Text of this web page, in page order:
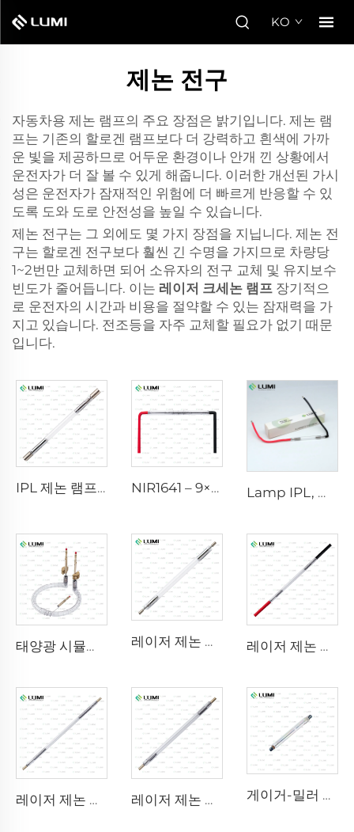
KO
제논 전구
자동차용 제논 램프의 주요 장점은 밝기입니다. 제논 램
프는 기존의 할로겐 램프보다 더 강력하고 흰색에 가까
운 빛을 제공하므로 어두운 환경이나 안개 낀 상황에서
운전자가 더 잘 볼 수 있게 해줍니다. 이러한 개선된 가시
성은 운전자가 잠재적인 위험에 더 빠르게 반응할 수 있
도록 도와 도로 안전성을 높일 수 있습니다.
제논 전구는 그 외에도 몇 가지 장점을 지닙니다. 제논 전
구는 할로겐 전구보다 훨씬 긴 수명을 가지므로 차량당
1~2번만 교체하면 되어 소유자의 전구 교체 및 유지보수
빈도가 줄어듭니다. 이는 레이저 크세논 램프 장기적으
로 운전자의 시간과 비용을 절약할 수 있는 잠재력을 가
지고 있습니다. 전조등을 자주 교체할 필요가 없기 때문
입니다.
IPL 제논 램프 P1640 – 7×47×110mm NIR1641 – 9×45×110 mm Lamp IPL, 모델 9-45-100 와이어
태양광 시뮬레이터 가스 램프 D1200 – 10×110mm 레이저 제논 램프 L2851 – 5×105×175 mm 레이저 제논 램프 L1921 - 7×60×125 mm
레이저 제논 램프 L3180-8×100×210mm 레이저 제논 램프 L2690-9×100×160 게이거-밀러 M4011